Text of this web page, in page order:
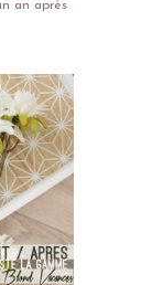
an après